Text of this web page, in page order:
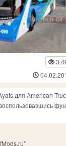
транспорт
для American